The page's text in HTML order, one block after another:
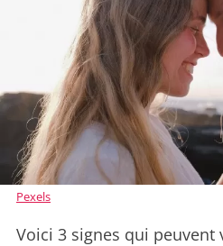
Pexels
Voici 3 signes qui peuvent